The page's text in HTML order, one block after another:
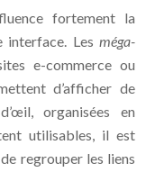
fortement la
interface. Les méga-
e-commerce ou
d’afficher de
organisées en
utilisables, il est
regrouper les liens